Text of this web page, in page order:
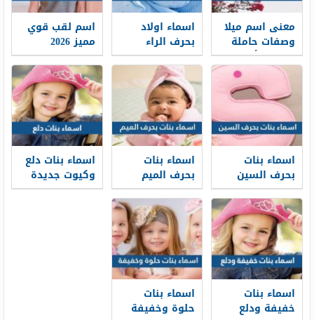
معنى اسم ميلا
وصفات حاملة
الاسم وأصوله
وحكم تسميته
في الإسلام
اسماء اولاد
بحرف الراء
جديدة 2026
ومعانيها
اسم لقب قوي
مميز 2026
اسماء بنات
بحرف السين
جديدة 2026
ومعانيها
اسماء بنات
بحرف الميم
جديدة 2026
ومعانيها
اسماء بنات دلع
وكيوت جديدة
2026 ومعانيها
اسماء بنات
خفيفة ودلع
اسماء بنات
حلوة وخفيفة